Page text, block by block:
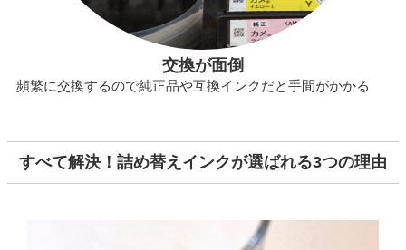
交換が面倒
頻繁に交換するので純正品や互換インクだと手間がかかる
すべて解決！詰め替えインクが選ばれる3つの理由